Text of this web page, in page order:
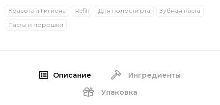
Красота и Гигиена Refill Для полости рта
Зубная паста
Пасты и порошки
Описание
Ингредиенты
Упаковка